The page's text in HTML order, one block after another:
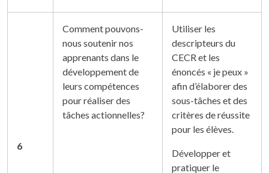
6
Comment pouvons-
nous soutenir nos
apprenants dans le
développement de
leurs compétences
pour réaliser des
tâches actionnelles?
Utiliser les
descripteurs du
CECR et les
énoncés « je peux »
afin d’élaborer des
sous-tâches et des
critères de réussite
pour les élèves.
Développer et
pratiquer le